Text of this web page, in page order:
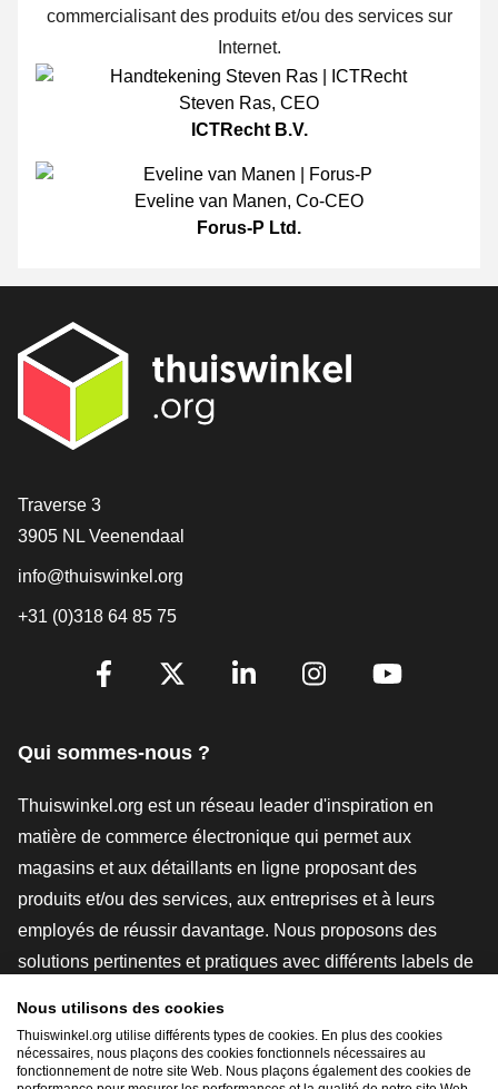
commercialisant des produits et/ou des services sur
Internet.
Steven Ras, CEO
ICTRecht B.V.
Eveline van Manen, Co-CEO
Forus-P Ltd.
[_General:Contact]
Traverse 3
3905 NL Veenendaal
info@thuiswinkel.org
+31 (0)318 64 85 75
[_General:SocialMediaTitle]
Qui sommes-nous ?
Thuiswinkel.org est un réseau leader d'inspiration en
matière de commerce électronique qui permet aux
magasins et aux détaillants en ligne proposant des
produits et/ou des services, aux entreprises et à leurs
employés de réussir davantage. Nous proposons des
solutions pertinentes et pratiques avec différents labels de
études de marché, et nous disposons de notre propre
Nous utilisons des cookies
Thuiswinkel.org utilise différents types de cookies. En plus des cookies
nécessaires, nous plaçons des cookies fonctionnels nécessaires au
fonctionnement de notre site Web. Nous plaçons également des cookies de